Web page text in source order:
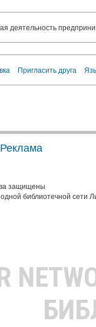
деятельность
Пригласить друга
Реклама
защищены
библиотечной сети